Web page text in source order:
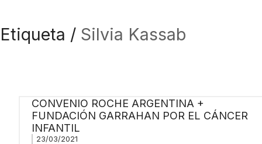
Etiqueta / Silvia Kassab
CONVENIO ROCHE ARGENTINA +
FUNDACIÓN GARRAHAN POR EL CÁNCER
INFANTIL
23/03/2021